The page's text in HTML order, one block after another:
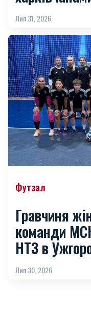
Лип 31, 2026
Футзал
Гравчиня
команди
НТЗ в
Лип 30, 2026